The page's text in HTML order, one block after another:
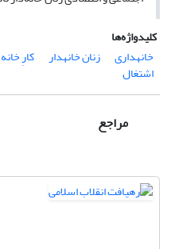
کلیدواژه‌ها
خانه‏داری
زنان خانه‏دار کارِ خانه‏
اشتغال
مراجع